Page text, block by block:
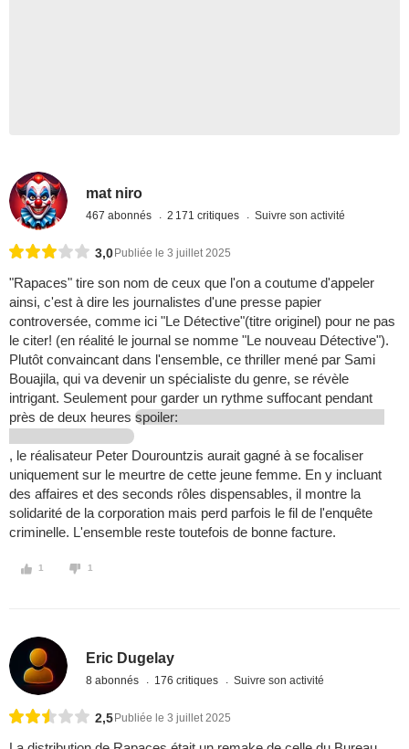
mat niro
467 abonnés 2 171 critiques Suivre son activité
3,0 Publiée le 3 juillet 2025
"Rapaces" tire son nom de ceux que l'on a coutume d'appeler
ainsi, c'est à dire les journalistes d'une presse papier
controversée, comme ici "Le Détective"(titre originel) pour ne pas
le citer! (en réalité le journal se nomme "Le nouveau Détective").
Plutôt convaincant dans l'ensemble, ce thriller mené par Sami
Bouajila, qui va devenir un spécialiste du genre, se révèle
intrigant. Seulement pour garder un rythme suffocant pendant
près de deux heures spoiler:
, le réalisateur Peter Dourountzis aurait gagné à se focaliser
uniquement sur le meurtre de cette jeune femme. En y incluant
des affaires et des seconds rôles dispensables, il montre la
solidarité de la corporation mais perd parfois le fil de l'enquête
criminelle. L'ensemble reste toutefois de bonne facture.
1 1
Eric Dugelay
8 abonnés 176 critiques Suivre son activité
2,5 Publiée le 3 juillet 2025